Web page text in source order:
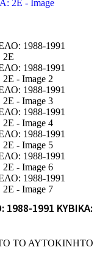
1988-1991 ΚΥΒΙΚΑ:
ΤΟ ΑΥΤΟΚΙΝΗΤΟ